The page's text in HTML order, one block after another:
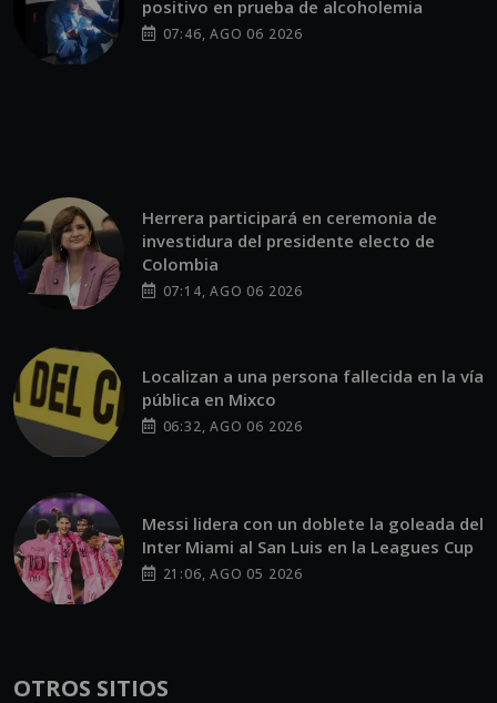
positivo en prueba de alcoholemia
07:46, AGO 06 2026
Herrera participará en ceremonia de
investidura del presidente electo de
Colombia
07:14, AGO 06 2026
Localizan a una persona fallecida en la vía
pública en Mixco
06:32, AGO 06 2026
Messi lidera con un doblete la goleada del
Inter Miami al San Luis en la Leagues Cup
21:06, AGO 05 2026
OTROS SITIOS